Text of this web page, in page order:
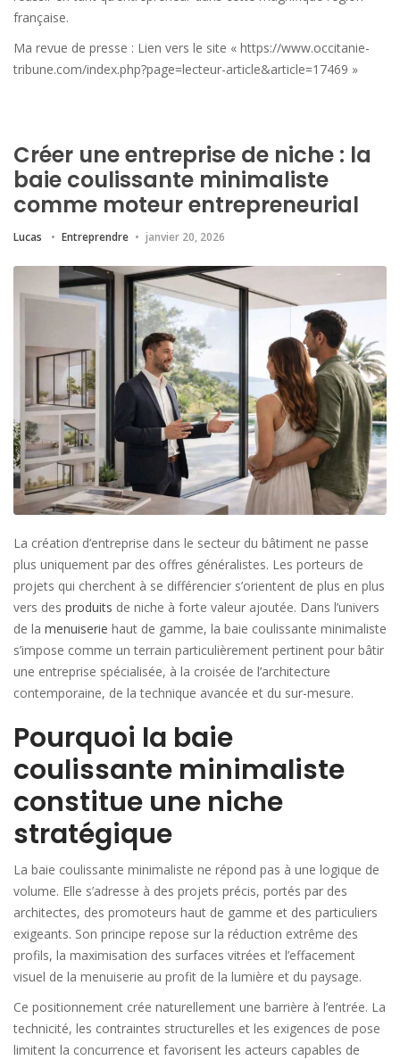
française.
Ma revue de presse : Lien vers le site « https://www.occitanie-
tribune.com/index.php?page=lecteur-article&article=17469 »
Créer une entreprise de niche : la
baie coulissante minimaliste
comme moteur entrepreneurial
Lucas Entreprendre janvier 20, 2026
La création d’entreprise dans le secteur du bâtiment ne passe
plus uniquement par des offres généralistes. Les porteurs de
projets qui cherchent à se différencier s’orientent de plus en plus
vers des produits de niche à forte valeur ajoutée. Dans l’univers
de la menuiserie haut de gamme, la baie coulissante minimaliste
s’impose comme un terrain particulièrement pertinent pour bâtir
une entreprise spécialisée, à la croisée de l’architecture
contemporaine, de la technique avancée et du sur-mesure.
Pourquoi la baie
coulissante minimaliste
constitue une niche
stratégique
La baie coulissante minimaliste ne répond pas à une logique de
volume. Elle s’adresse à des projets précis, portés par des
architectes, des promoteurs haut de gamme et des particuliers
exigeants. Son principe repose sur la réduction extrême des
profils, la maximisation des surfaces vitrées et l’effacement
visuel de la menuiserie au profit de la lumière et du paysage.
Ce positionnement crée naturellement une barrière à l’entrée. La
technicité, les contraintes structurelles et les exigences de pose
limitent la concurrence et favorisent les acteurs capables de